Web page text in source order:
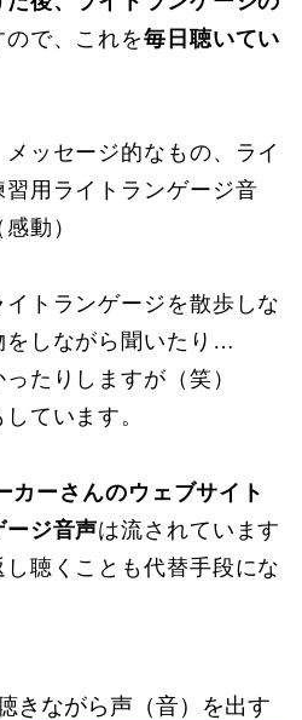
ので、これを毎日聴いてい
ッセージ的なもの、ライ
習用ライトランゲージ音
動）
トランゲージを散歩しな
をしながら聞いたり…
たりしますが（笑）
ています。
ーさんのウェブサイト
ージ音声は流されています
聴くことも代替手段にな
きながら声（音）を出す